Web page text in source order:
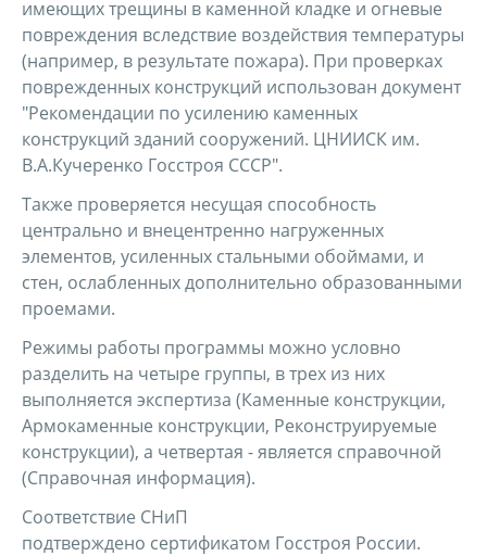
имеющих трещины в каменной кладке и огневые
повреждения вследствие воздействия температуры
(например, в результате пожара). При проверках
поврежденных конструкций использован документ
"Рекомендации по усилению каменных
конструкций зданий сооружений. ЦНИИСК им.
В.А.Кучеренко Госстроя СССР".
Также проверяется несущая способность
центрально и внецентренно нагруженных
элементов, усиленных стальными обоймами, и
стен, ослабленных дополнительно образованными
проемами.
Режимы работы программы можно условно
разделить на четыре группы, в трех из них
выполняется экспертиза (Каменные конструкции,
Армокаменные конструкции, Реконструируемые
конструкции), а четвертая - является справочной
(Справочная информация).
Соответствие СНиП
подтверждено сертификатом Госстроя России.